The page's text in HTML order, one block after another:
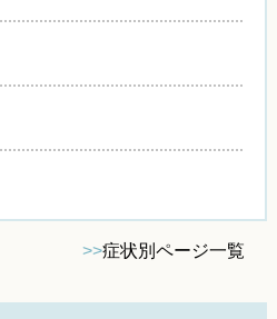
>>症状別ページ一覧